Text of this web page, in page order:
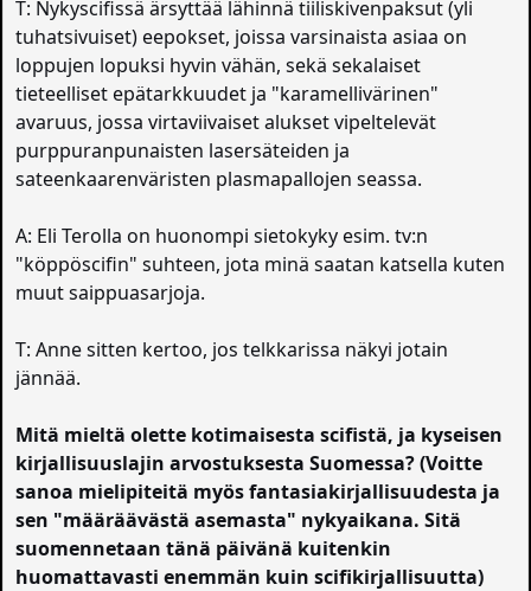
T: Nykyscifissä ärsyttää lähinnä tiiliskivenpaksut (yli
tuhatsivuiset) eepokset, joissa varsinaista asiaa on
loppujen lopuksi hyvin vähän, sekä sekalaiset
tieteelliset epätarkkuudet ja "karamellivärinen"
avaruus, jossa virtaviivaiset alukset vipeltelevät
purppuranpunaisten lasersäteiden ja
sateenkaarenväristen plasmapallojen seassa.
A: Eli Terolla on huonompi sietokyky esim. tv:n
"köppöscifin" suhteen, jota minä saatan katsella kuten
muut saippuasarjoja.
T: Anne sitten kertoo, jos telkkarissa näkyi jotain
jännää.
Mitä mieltä olette kotimaisesta scifistä, ja kyseisen
kirjallisuuslajin arvostuksesta Suomessa? (Voitte
sanoa mielipiteitä myös fantasiakirjallisuudesta ja
sen "määräävästä asemasta" nykyaikana. Sitä
suomennetaan tänä päivänä kuitenkin
huomattavasti enemmän kuin scifikirjallisuutta)